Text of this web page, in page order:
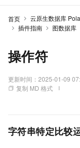
首页 云原生数据库
插件指南
图数据库
操作符
更新时间： 2025-01-09
复制 MD 格式
字符串特定比较